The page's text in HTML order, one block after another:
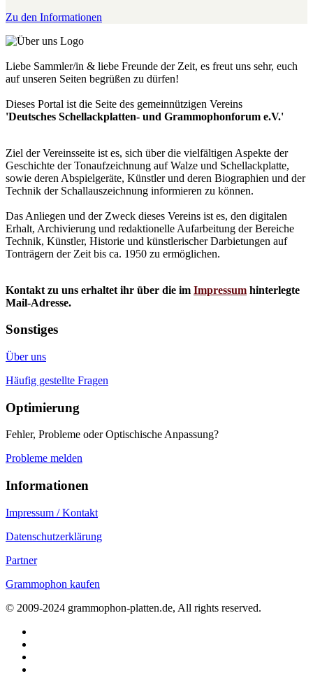
Zu den Informationen
Liebe Sammler/in & liebe Freunde der Zeit, es freut uns sehr, euch
auf unseren Seiten begrüßen zu dürfen!
Dieses Portal ist die Seite des gemeinnützigen Vereins
'Deutsches Schellackplatten- und Grammophonforum e.V.'
Ziel der Vereinsseite ist es, sich über die vielfältigen Aspekte der
Geschichte der Tonaufzeichnung auf Walze und Schellackplatte,
sowie deren Abspielgeräte, Künstler und deren Biographien und der
Technik der Schallauszeichnung informieren zu können.
Das Anliegen und der Zweck dieses Vereins ist es, den digitalen
Erhalt, Archivierung und redaktionelle Aufarbeitung der Bereiche
Technik, Künstler, Historie und künstlerischer Darbietungen auf
Tonträgern der Zeit bis ca. 1950 zu ermöglichen.
Kontakt zu uns erhaltet ihr über die im Impressum hinterlegte
Mail-Adresse.
Sonstiges
Über uns
Häufig gestellte Fragen
Optimierung
Fehler, Probleme oder Optischische Anpassung?
Probleme melden
Informationen
Impressum / Kontakt
Datenschutzerklärung
Partner
Grammophon kaufen
© 2009-2024 grammophon-platten.de, All rights reserved.